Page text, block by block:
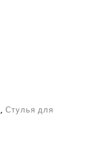
, Стулья для